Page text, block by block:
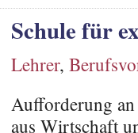
Schule für
Lehrer,
Aufforderung
aus Wirtschaft